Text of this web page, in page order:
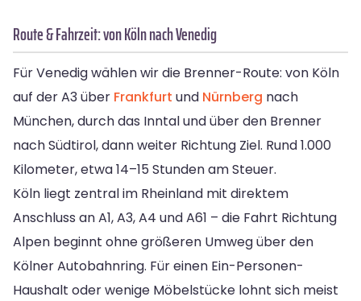
Route & Fahrzeit: von Köln nach Venedig
Für Venedig wählen wir die Brenner-Route: von Köln
auf der A3 über Frankfurt und Nürnberg nach
München, durch das Inntal und über den Brenner
nach Südtirol, dann weiter Richtung Ziel. Rund 1.000
Kilometer, etwa 14–15 Stunden am Steuer.
Köln liegt zentral im Rheinland mit direktem
Anschluss an A1, A3, A4 und A61 – die Fahrt Richtung
Alpen beginnt ohne größeren Umweg über den
Kölner Autobahnring. Für einen Ein-Personen-
Haushalt oder wenige Möbelstücke lohnt sich meist